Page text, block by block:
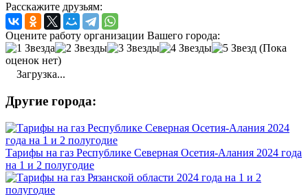
Расскажите друзьям:
Оцените работу организации Вашего города:
(Пока
оценок нет)
Загрузка...
Другие города:
Тарифы на газ Республике Северная Осетия-Алания 2024 года
на 1 и 2 полугодие